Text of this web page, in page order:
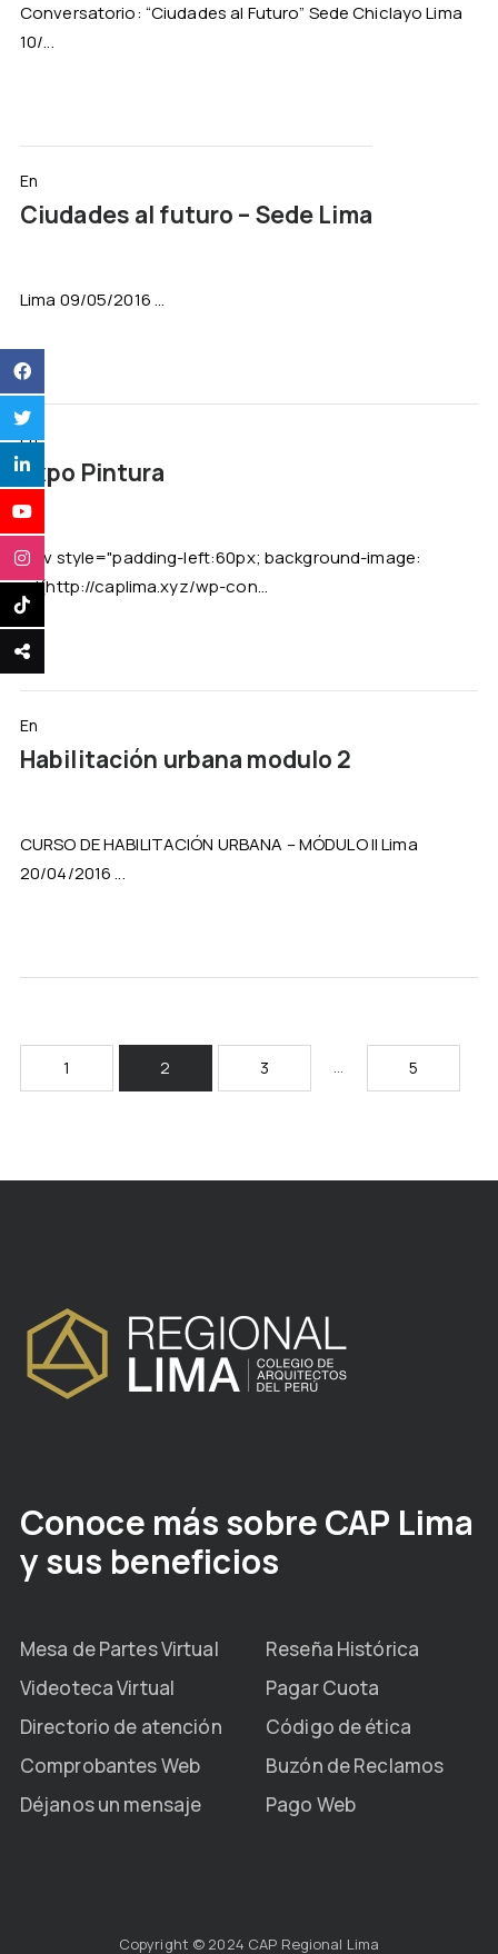
Conversatorio: “Ciudades al Futuro” Sede Chiclayo Lima
10/...
En
Ciudades al futuro – Sede Lima
Lima 09/05/2016 ...
En
Expo Pintura
<div style="padding-left:60px; background-image:
url(http://caplima.xyz/wp-con...
En
Habilitación urbana modulo 2
CURSO DE HABILITACIÓN URBANA – MÓDULO II Lima
20/04/2016 ...
1 2 3 … 5
Conoce más sobre CAP Lima
y sus beneficios
Mesa de Partes Virtual
Reseña Histórica
Videoteca Virtual
Pagar Cuota
Directorio de atención
Código de ética
Comprobantes Web
Buzón de Reclamos
Déjanos un mensaje
Pago Web
Copyright © 2024 CAP Regional Lima